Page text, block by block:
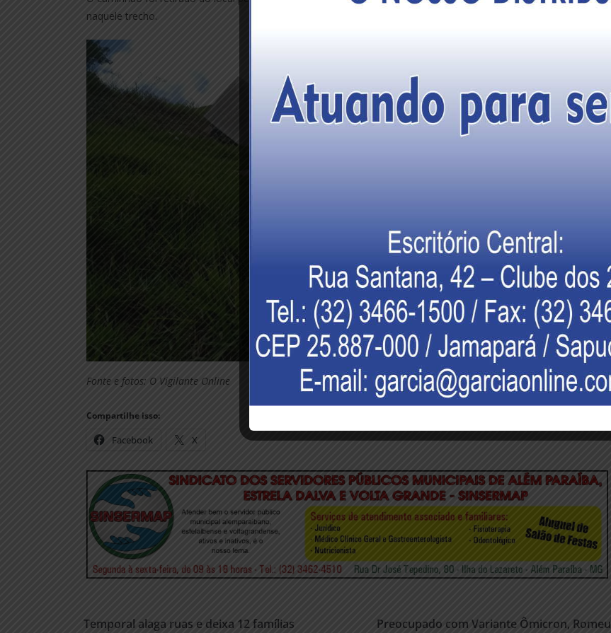
naquele trecho.
Fonte e fotos: O Vigilante Online
Compartilhe isso:
Facebook X
Temporal alaga ruas e deixa 12 famílias
Preocupado com Variante Ômicron, Romeu